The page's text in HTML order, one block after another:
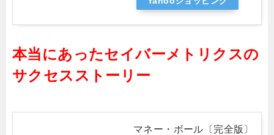
本当にあったセイバーメトリクスの
サクセスストーリー
マネー・ボール〔完全版〕